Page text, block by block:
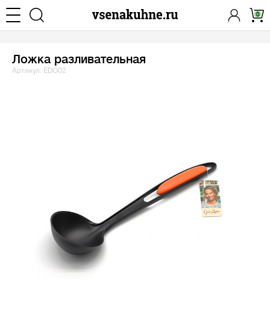
0
Ложка разливательная
Артикул: EDO02